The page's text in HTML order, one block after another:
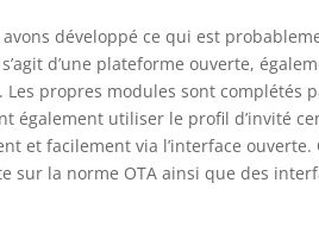
développé ce qui est
d’une plateforme ouverte,
Les propres modules sont complétés
également utiliser le profil d’invité
et facilement via l’interface ouverte.
sur la norme OTA ainsi que des